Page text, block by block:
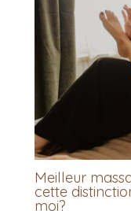
Meilleur
cette
moi?